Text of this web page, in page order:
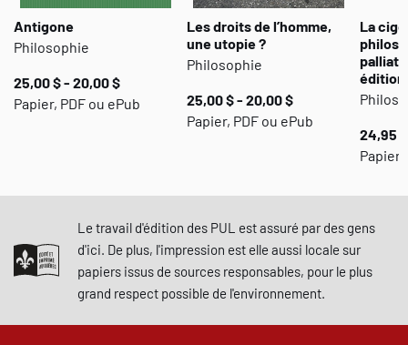
Antigone
Philosophie
25,00 $ - 20,00 $
Papier, PDF ou ePub
Les droits de l’homme,
une utopie ?
Philosophie
25,00 $ - 20,00 $
Papier, PDF ou ePub
La
24,95
Papier
Le travail d'édition des PUL est assuré par des gens
d'ici. De plus, l'impression est elle aussi locale sur
papiers issus de sources responsables, pour le plus
grand respect possible de l'environnement.